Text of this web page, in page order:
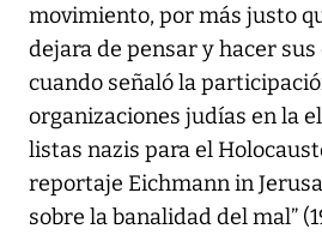
movimiento, por más justo
dejara de pensar y hacer
cuando señaló la
organizaciones judías en la
listas nazis para el
reportaje Eichmann in
sobre la banalidad del mal”